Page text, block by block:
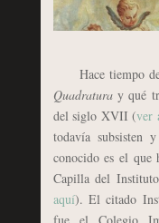
Hace tiempo
Quadraturay qué
del siglo XVII (ver
todavía subsisten
conocido es el
Capilla del
aquí). El citado